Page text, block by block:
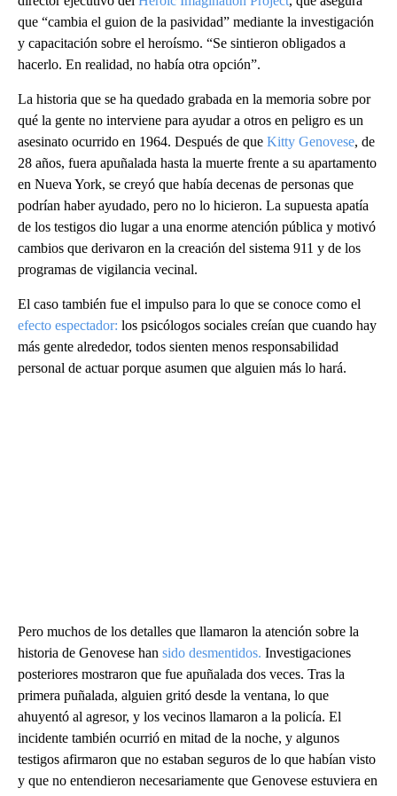
que “cambia el guion de la pasividad” mediante la investigación
y capacitación sobre el heroísmo. “Se sintieron obligados a
hacerlo. En realidad, no había otra opción”.
La historia que se ha quedado grabada en la memoria sobre por
qué la gente no interviene para ayudar a otros en peligro es un
asesinato ocurrido en 1964. Después de que Kitty Genovese, de
28 años, fuera apuñalada hasta la muerte frente a su apartamento
en Nueva York, se creyó que había decenas de personas que
podrían haber ayudado, pero no lo hicieron. La supuesta apatía
de los testigos dio lugar a una enorme atención pública y motivó
cambios que derivaron en la creación del sistema 911 y de los
programas de vigilancia vecinal.
El caso también fue el impulso para lo que se conoce como el
efecto espectador: los psicólogos sociales creían que cuando hay
más gente alrededor, todos sienten menos responsabilidad
personal de actuar porque asumen que alguien más lo hará.
Pero muchos de los detalles que llamaron la atención sobre la
historia de Genovese han sido desmentidos. Investigaciones
posteriores mostraron que fue apuñalada dos veces. Tras la
primera puñalada, alguien gritó desde la ventana, lo que
ahuyentó al agresor, y los vecinos llamaron a la policía. El
incidente también ocurrió en mitad de la noche, y algunos
testigos afirmaron que no estaban seguros de lo que habían visto
y que no entendieron necesariamente que Genovese estuviera en